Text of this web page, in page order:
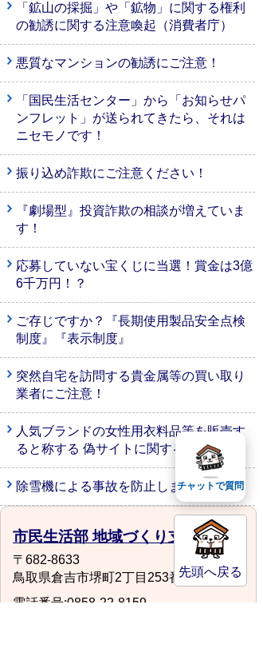
「鉱山の採掘」や「鉱物」に関する権利
の勧誘に関する注意喚起（消費者庁）
悪質なマンションの勧誘にご注意！
「国民生活センター」から「お知らせパ
ンフレット」が送られてきたら、それは
ニセモノです！
振り込め詐欺にご注意ください！
『劇場型』投資詐欺の相談が増えていま
す！
応募していない宝くじに当選！賞金は3億
6千万円！？
ご存じですか？『長期使用製品安全点検
制度』『表示制度』
突然自宅を訪問する貴金属等の買い取り
業者にご注意！
人気ブランドの女性用衣料品等を販売す
ると称する 偽サイトに関する注意喚起
除雪機による事故を防止しましょう
市民生活部 地域づくり支援課
〒682-8633
鳥取県倉吉市堺町2丁目253番地1
電話番号:0858-22-8159
先頭へ戻る
チャットで質問